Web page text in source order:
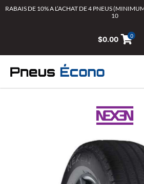
AllerRABAIS DE 10% A L’ACHAT DE 4 PNEUS
10
$0.00 0